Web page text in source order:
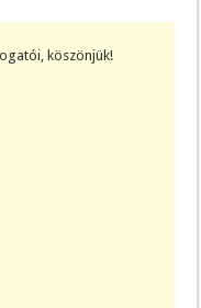
köszönjük!